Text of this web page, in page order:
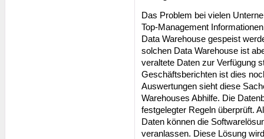
Das Problem bei vielen
Top-Management
Data Warehouse gespeist
solchen Data Warehouse ist
veraltete Daten zur Verfügung
Geschäftsberichten ist dies
Auswertungen sieht diese
Warehouses Abhilfe. Die
festgelegter Regeln überprüft.
Daten können die
veranlassen. Diese Lösung